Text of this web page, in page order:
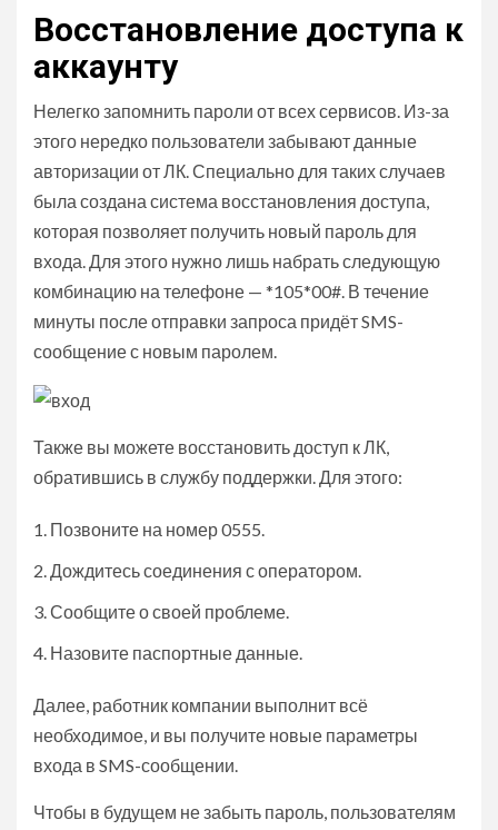
Восстановление доступа к
аккаунту
Нелегко запомнить пароли от всех сервисов. Из-за
этого нередко пользователи забывают данные
авторизации от ЛК. Специально для таких случаев
была создана система восстановления доступа,
которая позволяет получить новый пароль для
входа. Для этого нужно лишь набрать следующую
комбинацию на телефоне — *105*00#. В течение
минуты после отправки запроса придёт SMS-
сообщение с новым паролем.
Также вы можете восстановить доступ к ЛК,
обратившись в службу поддержки. Для этого:
Позвоните на номер 0555.
Дождитесь соединения с оператором.
Сообщите о своей проблеме.
Назовите паспортные данные.
Далее, работник компании выполнит всё
необходимое, и вы получите новые параметры
входа в SMS-сообщении.
Чтобы в будущем не забыть пароль, пользователям